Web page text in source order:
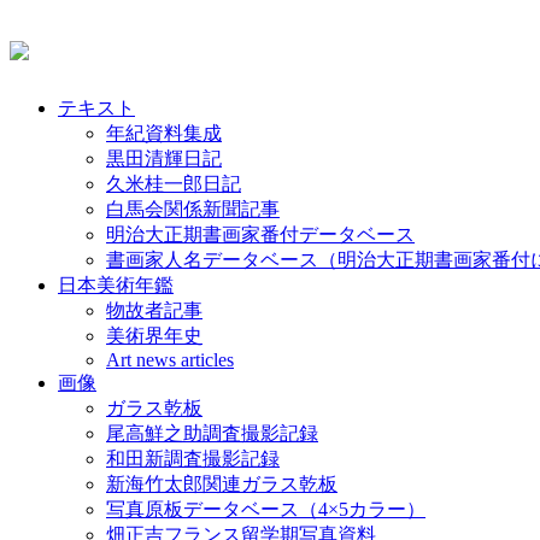
テキスト
年紀資料集成
黒田清輝日記
久米桂一郎日記
白馬会関係新聞記事
明治大正期書画家番付データベース
書画家人名データベース（明治大正期書画家番付
日本美術年鑑
物故者記事
美術界年史
Art news articles
画像
ガラス乾板
尾高鮮之助調査撮影記録
和田新調査撮影記録
新海竹太郎関連ガラス乾板
写真原板データベース（4×5カラー）
畑正吉フランス留学期写真資料